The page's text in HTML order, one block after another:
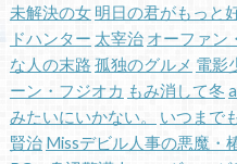
未解決の女 明日の君がもっと
ドハンター 太宰治 オーファン
な人の末路 孤独のグルメ 電影
ーン・フジオカ もみ消して冬
みたいにいかない。
いつまで
賢治 Missデビル人事の悪魔・